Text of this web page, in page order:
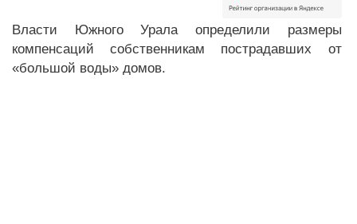
Власти Южного Урала определили размеры
компенсаций собственникам пострадавших от
«большой воды» домов.